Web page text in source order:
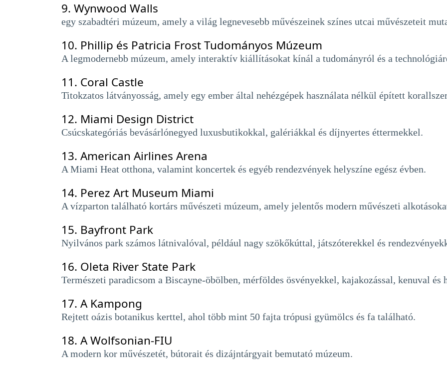
9. Wynwood Walls
egy szabadtéri múzeum, amely a világ legnevesebb művészeinek színes utcai művészeteit
10. Phillip és Patricia Frost Tudományos Múzeum
A legmodernebb múzeum, amely interaktív kiállításokat kínál a tudományról és a
11. Coral Castle
Titokzatos látványosság, amely egy ember által nehézgépek használata nélkül épített
12. Miami Design District
Csúcskategóriás bevásárlónegyed luxusbutikokkal, galériákkal és díjnyertes éttermekkel.
13. American Airlines Arena
A Miami Heat otthona, valamint koncertek és egyéb rendezvények helyszíne egész évben.
14. Perez Art Museum Miami
A vízparton található kortárs művészeti múzeum, amely jelentős modern művészeti
15. Bayfront Park
Nyilvános park számos látnivalóval, például nagy szökőkúttal, játszóterekkel és
16. Oleta River State Park
Természeti paradicsom a Biscayne-öbölben, mérföldes ösvényekkel, kajakozással, kenuval és
17. A Kampong
Rejtett oázis botanikus kerttel, ahol több mint 50 fajta trópusi gyümölcs és fa található.
18. A Wolfsonian-FIU
A modern kor művészetét, bútorait és dizájntárgyait bemutató múzeum.